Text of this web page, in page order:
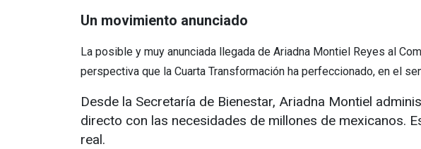
Un movimiento anunciado
La posible y muy anunciada llegada de Ariadna Montiel Reyes al
perspectiva que la Cuarta Transformación ha perfeccionado, en el
Desde la Secretaría de Bienestar, Ariadna Montiel
directo con las necesidades de millones de mexicanos.
real.